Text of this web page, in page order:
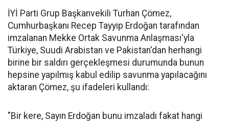
İYİ Parti Grup Başkanvekili Turhan Çömez,
Cumhurbaşkanı Recep Tayyip Erdoğan tarafından
imzalanan Mekke Ortak Savunma Anlaşması'yla
Türkiye, Suudi Arabistan ve Pakistan'dan herhangi
birine bir saldırı gerçekleşmesi durumunda bunun
hepsine yapılmış kabul edilip savunma yapılacağını
aktaran Çömez, şu ifadeleri kullandı:
"Bir kere, Sayın Erdoğan bunu imzaladı fakat hangi